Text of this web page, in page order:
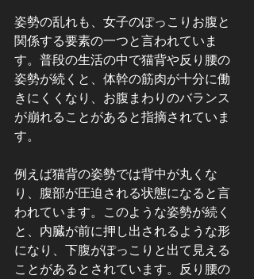
姿勢の乱れも、女子のぽっこりお腹と
関係する要素の一つと言われていま
す。普段の生活の中で猫背や反り腰の
姿勢が続くと、体幹の筋肉が十分に働
きにくくなり、お腹まわりのバランス
が崩れることがあると指摘されていま
す。
例えば猫背の姿勢では背中が丸くな
り、腹部が圧迫される状態になると言
われています。このような姿勢が続く
と、内臓が前に押し出されるような形
になり、下腹がぽっこりと出て見える
ことがあるとされています。反り腰の